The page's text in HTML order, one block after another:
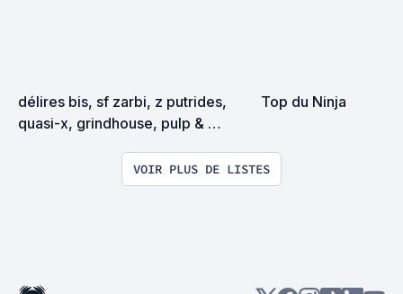
délires bis, sf zarbi, z putrides,
quasi-x, grindhouse, pulp &
Top du Ninja
VOIR PLUS DE LISTES